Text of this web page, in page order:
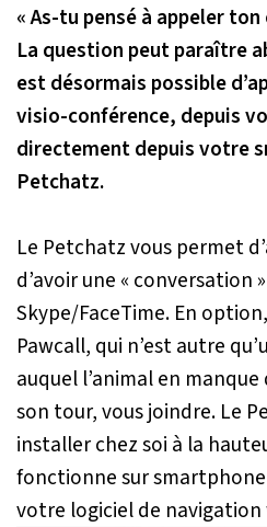
«As-tu pensé à appeler ton
La question peut paraître
est désormais possible
visio-conférence, depuis
directement depuis votre
Petchatz.
Le Petchatz vous permet
d’avoir une « conversation
Skype/FaceTime. En
Pawcall, qui n’est autre
auquel l’animal en
son tour, vous joindre. Le
installer chez soi à la
fonctionne sur
votre logiciel de navigation